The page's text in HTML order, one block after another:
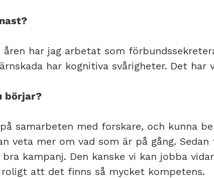
åren har jag arbetat som
har kognitiva svårigheter. Det
börjar?
samarbeten med forskare, och kunna
veta mer om vad som är på gång.
kampanj. Den kanske vi kan jobba
att det finns så mycket kompetens.